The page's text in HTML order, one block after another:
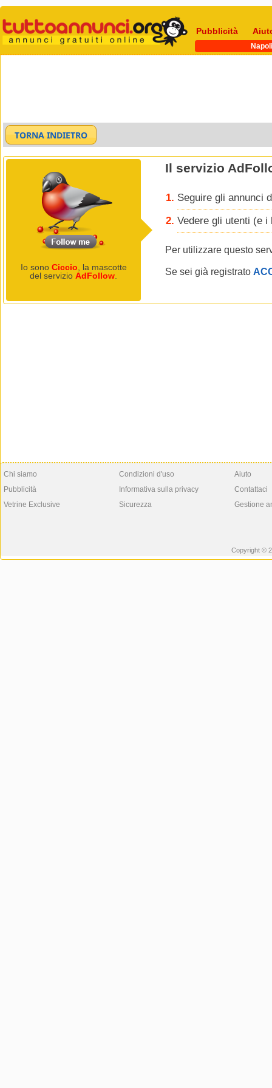
Pubblicità
Napoli
Io sono Ciccio , la mascotte
del servizio AdFollow
Il servizio
Seguire gli annunci
Vedere gli utenti (e i
Per utilizzare questo
Se sei già registrato
Chi siamo
Pubblicità
Vetrine Exclusive
Condizioni d'uso
Informativa sulla privacy
Sicurezza
Aiuto
Contattaci
Gestione
Copyright ©